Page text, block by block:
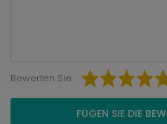
Bewerten Sie:
FÜGEN SIE DIE